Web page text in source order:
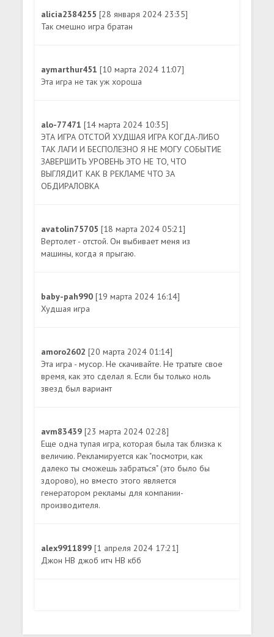
alicia2384255[28 января 2024 23:35]
Так смешно игра братан
aymarthur451[10 марта 2024 11:07]
Эта игра не так уж хороша
alo-77471[14 марта 2024 10:35]
ЭТА ИГРА ОТСТОЙ ХУДШАЯ ИГРА КОГДА-ЛИБО
ТАК ЛАГИ И БЕСПОЛЕЗНО Я НЕ МОГУ СОБЫТИЕ
ЗАВЕРШИТЬ УРОВЕНЬ ЭТО НЕ ТО, ЧТО
ВЫГЛЯДИТ КАК В РЕКЛАМЕ ЧТО ЗА
ОБДИРАЛОВКА
avatolin75705[18 марта 2024 05:21]
Вертолет - отстой. Он выбивает меня из
машины, когда я прыгаю.
baby-pah990[19 марта 2024 16:14]
Худшая игра
amoro2602[20 марта 2024 01:14]
Эта игра - мусор. Не скачивайте. Не тратьте свое
время, как это сделал я. Если бы только ноль
звезд был вариант
avm83439[23 марта 2024 02:28]
Еще одна тупая игра, которая была так близка к
величию. Рекламируется как "посмотри, как
далеко ты сможешь забраться" (это было бы
здорово), но вместо этого является
генератором рекламы для компании-
производителя.
alex9911899[1 апреля 2024 17:21]
Джон НВ джоб итч НВ кбб